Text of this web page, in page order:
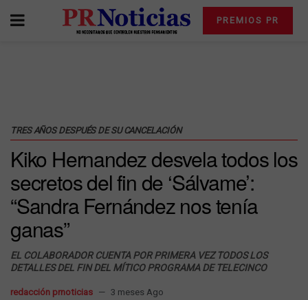
PREMIOS PR
TRES AÑOS DESPUÉS DE SU CANCELACIÓN
Kiko Hernandez desvela todos los
secretos del fin de ‘Sálvame’:
“Sandra Fernández nos tenía
ganas”
EL COLABORADOR CUENTA POR PRIMERA VEZ TODOS LOS
DETALLES DEL FIN DEL MÍTICO PROGRAMA DE TELECINCO
redacción prnoticias 3 meses Ago